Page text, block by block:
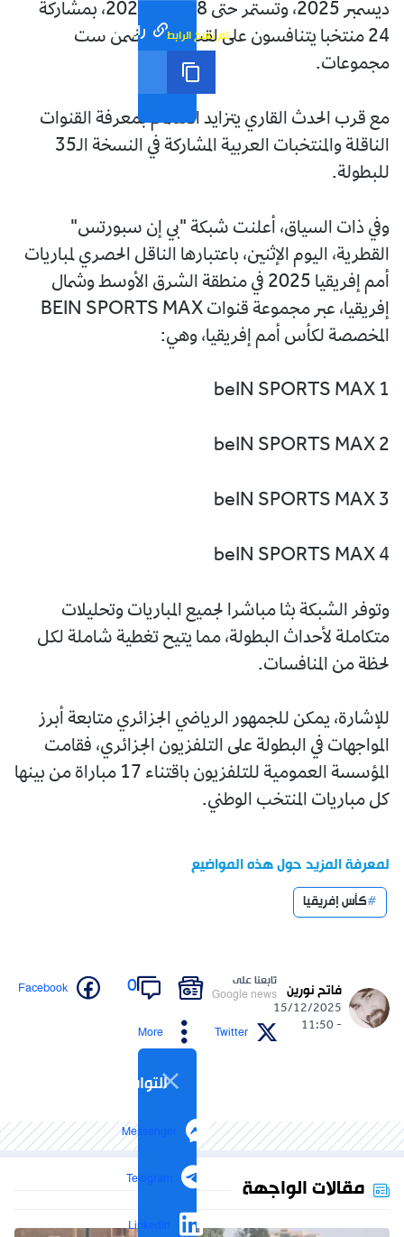
رابط مختصر تم نسخ الرابط
ديسمبر 2025، وتستمر حتى 18 يناير 2026، بمشاركة
24 منتخبا يتنافسون على لقب القارة ضمن ست
مجموعات.
مع قرب الحدث القاري يتزايد الاهتمام بمعرفة القنوات
الناقلة والمنتخبات العربية المشاركة في النسخة الـ35
للبطولة.
وفي ذات السياق، أعلنت شبكة "بي إن سبورتس"
القطرية، اليوم الإثنين، باعتبارها الناقل الحصري لمباريات
أمم إفريقيا 2025 في منطقة الشرق الأوسط وشمال
إفريقيا، عبر مجموعة قنوات BEIN SPORTS MAX
المخصصة لكأس أمم إفريقيا، وهي:
beIN SPORTS MAX 1
beIN SPORTS MAX 2
beIN SPORTS MAX 3
beIN SPORTS MAX 4
وتوفر الشبكة بثا مباشرا لجميع المباريات وتحليلات
متكاملة لأحداث البطولة، مما يتيح تغطية شاملة لكل
لحظة من المنافسات.
للإشارة، يمكن للجمهور الرياضي الجزائري متابعة أبرز
المواجهات في البطولة على التلفزيون الجزائري، فقامت
المؤسسة العمومية للتلفزيون باقتناء 17 مباراة من بينها
كل مباريات المنتخب الوطني.
لمعرفة المزيد حول هذه المواضيع
كأس إفريقيا
فاتح نورين
15/12/2025
- 11:50
تابعنا على
Google news
0
Facebook
Twitter
More
التواصل الاجتماعي
Messenger
Telegram
LinkedIn
مقالات الواجهة